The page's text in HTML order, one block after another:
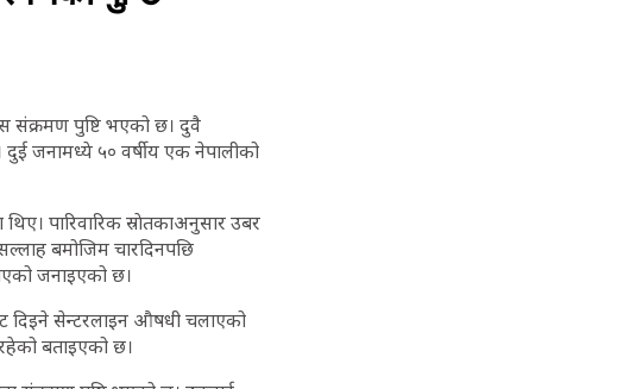
संक्रमण पुष्टि भएको छ। दुवै
जनामध्ये ५० वर्षीय एक नेपालीको
पारिवारिक स्राेतकाअनुसार उबर
बमोजिम चारदिनपछि
जनाइएको छ।
दिइने सेन्टरलाइन औषधी चलाएको
बताइएको छ।